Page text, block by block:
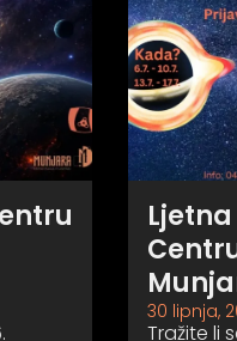
30 lipnja,
Tražite li